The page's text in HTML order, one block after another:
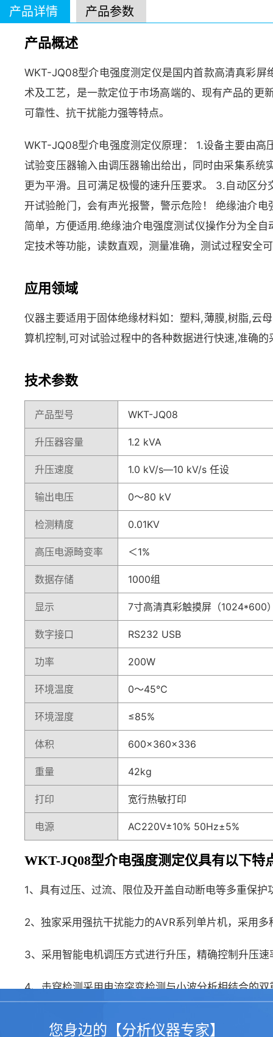
产品详情 产品参数
产品概述
WKT-JQ08型介电强度测定仪是国内首款高清真彩
术及工艺，是一款定位于市场高端的、现有产品的更
可靠性、抗干扰能力强等特点。
WKT-JQ08型介电强度测定仪原理： 1.设备主要由
试验变压器输入由调压器输出给出，同时由采集系
更为平滑。且可满足极慢的速升压要求。 3.自动区
开试验舱门，会有声光报警，警示危险！ 绝缘油介
简单，方便适用.绝缘油介电强度测试仪操作分为全
定技术等功能，读数直观，测量准确，测试过程安全
应用领域
仪器主要适用于固体绝缘材料如：塑料,薄膜,树脂,云
算机控制,可对试验过程中的各种数据进行快速,准确
技术参数
产品型号 WKT-JQ08
升压器容量 1.2 kVA
升压速度 1.0 kV/s—10 kV/s 任设
输出电压 0～80 kV
检测精度 0.01KV
高压电源畸变率 ＜1%
数据存储 1000组
显示 7寸高清真彩触摸屏（1024*600
数字接口 RS232 USB
功率 200W
环境温度 0～45℃
环境湿度 ≤85%
体积 600×360×336
重量 42kg
打印 宽行热敏打印
电源 AC220V±10% 50Hz±5%
WKT-JQ08型介电强度测定仪具有以下特
1、具有过压、过流、限位及开盖自动断电等多重保护
2、独家采用强抗干扰能力的AVR系列单片机，采用
3、采用智能电机调压方式进行升压，精确控制升压
4、击穿检测采用电流突变检测与小波分析相结合的
5、全自动升压、保持、搅拌、静止、计算、打印等
您身边的【分析仪器专家】